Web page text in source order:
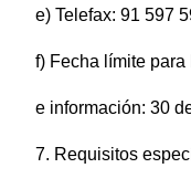
e) Telefax: 91 597
f) Fecha límite
e información: 30
7. Requisitos